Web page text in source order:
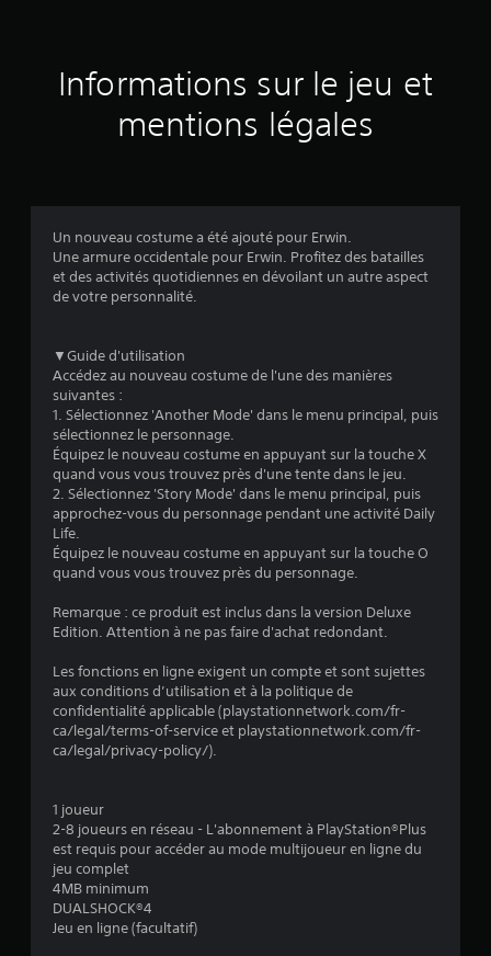
r
é
v
a
t
i
o
s
Informations sur le jeu et
mentions légales
Un nouveau costume a été ajouté pour Erwin.
Une armure occidentale pour Erwin. Profitez des batailles
et des activités quotidiennes en dévoilant un autre aspect
de votre personnalité.
▼Guide d'utilisation
Accédez au nouveau costume de l'une des manières
suivantes :
1. Sélectionnez 'Another Mode' dans le menu principal, puis
sélectionnez le personnage.
Équipez le nouveau costume en appuyant sur la touche X
quand vous vous trouvez près d'une tente dans le jeu.
2. Sélectionnez 'Story Mode' dans le menu principal, puis
approchez-vous du personnage pendant une activité Daily
Life.
Équipez le nouveau costume en appuyant sur la touche O
quand vous vous trouvez près du personnage.
Remarque : ce produit est inclus dans la version Deluxe
Edition. Attention à ne pas faire d'achat redondant.
Les fonctions en ligne exigent un compte et sont sujettes
aux conditions d’utilisation et à la politique de
confidentialité applicable (playstationnetwork.com/fr-
ca/legal/terms-of-service et playstationnetwork.com/fr-
ca/legal/privacy-policy/).
1 joueur
2-8 joueurs en réseau - L'abonnement à PlayStation®Plus
est requis pour accéder au mode multijoueur en ligne du
jeu complet
4MB minimum
DUALSHOCK®4
Jeu en ligne (facultatif)